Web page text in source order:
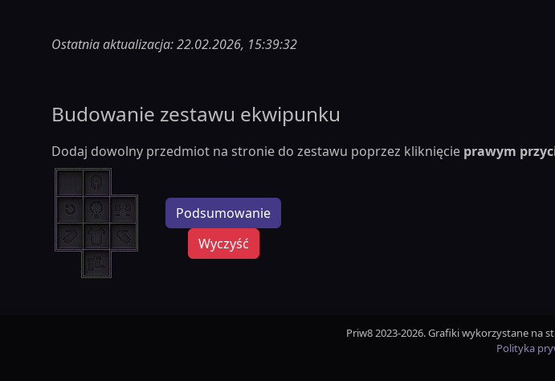
Ostatnia aktualizacja: 22.02.2026, 15:39:32
Budowanie zestawu ekwipunku
Dodaj dowolny przedmiot na stronie do zestawu poprzez kliknięcie prawym
Podsumowanie
Wyczyść
Priw8 2023-2026. Grafiki wykorzystane na
Polityka